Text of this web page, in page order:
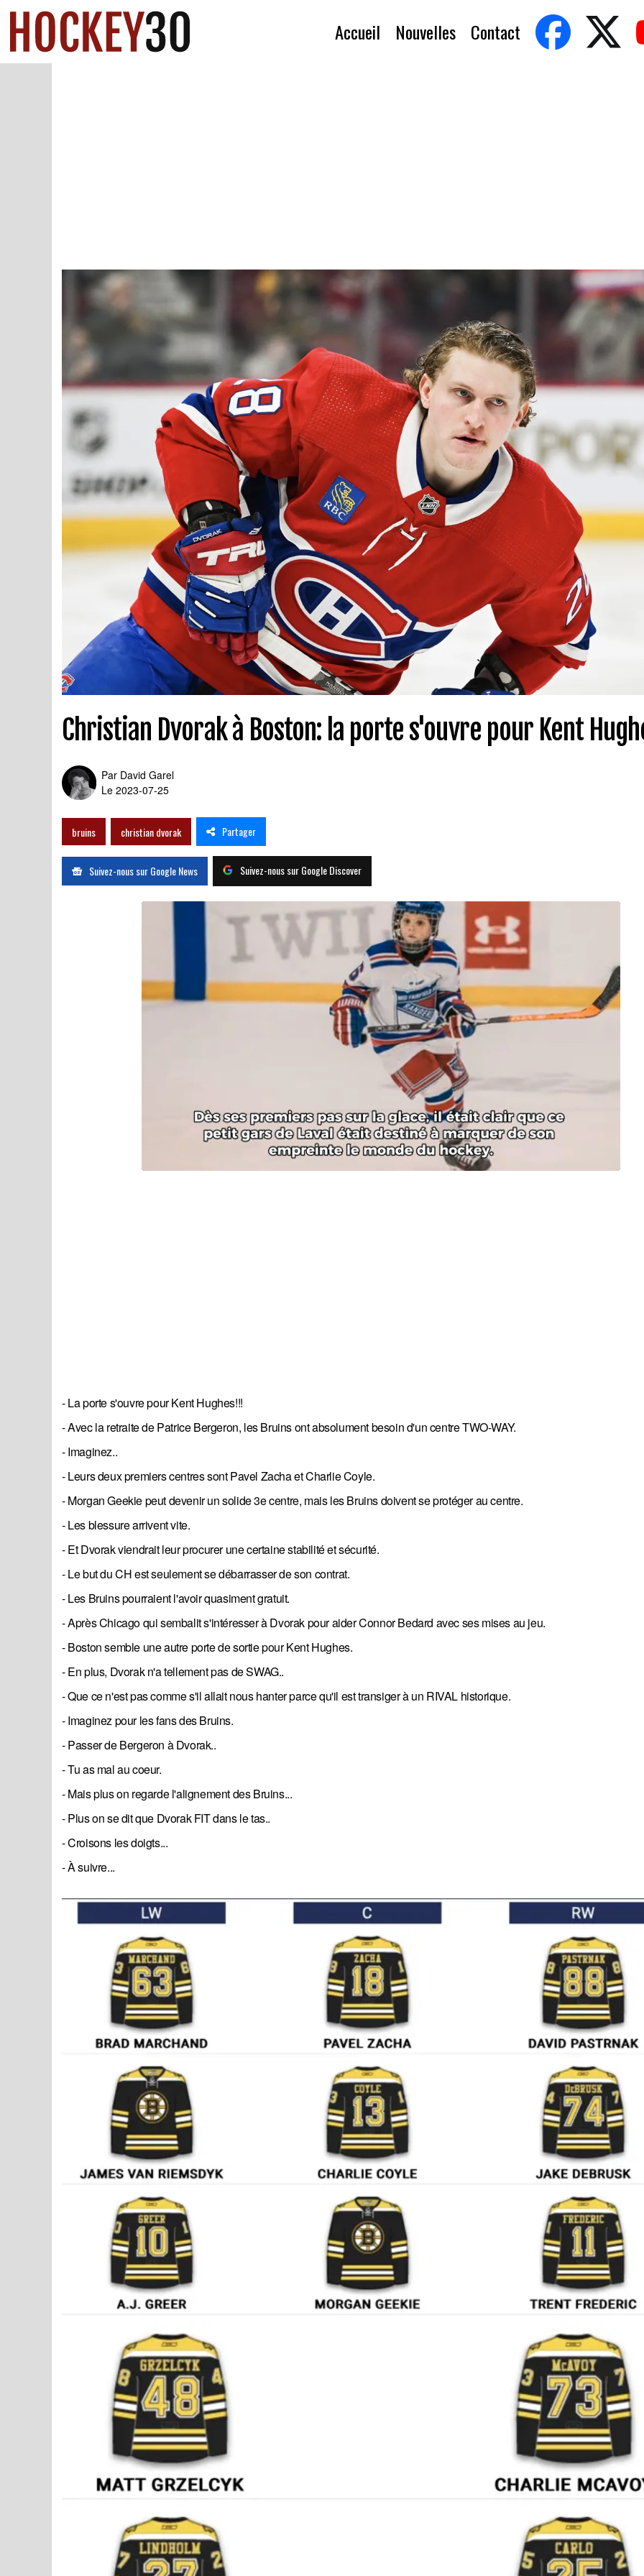
Accueil Nouvelles Contact
Christian Dvorak à Boston: la porte s'ouvre pour Kent
Par David Garel
Le 2023-07-25
bruins christian dvorak Partager
Suivez-nous sur Google News Suivez-nous sur Google Discover
- La porte s'ouvre pour Kent Hughes!!!
- Avec la retraite de Patrice Bergeron, les Bruins ont absolument besoin d'un centre TWO-WAY.
- Imaginez..
- Leurs deux premiers centres sont Pavel Zacha et Charlie Coyle.
- Morgan Geekie peut devenir un solide 3e centre, mais les Bruins doivent se protéger au centre.
- Les blessure arrivent vite.
- Et Dvorak viendrait leur procurer une certaine stabilité et sécurité.
- Le but du CH est seulement se débarrasser de son contrat.
- Les Bruins pourraient l'avoir quasiment gratuit.
- Après Chicago qui sembalit s'intéresser à Dvorak pour aider Connor Bedard avec ses mises au jeu.
- Boston semble une autre porte de sortie pour Kent Hughes.
- En plus, Dvorak n'a tellement pas de SWAG..
- Que ce n'est pas comme s'il allait nous hanter parce qu'il est transiger à un RIVAL historique.
- Imaginez pour les fans des Bruins.
- Passer de Bergeron à Dvorak..
- Tu as mal au coeur.
- Mais plus on regarde l'alignement des Bruins...
- Plus on se dit que Dvorak FIT dans le tas..
- Croisons les doigts...
- À suivre...